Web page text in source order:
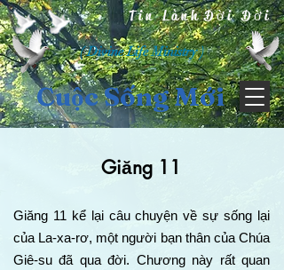
Tin Lành Đời Đời
( Divine Life Ministry )
Cuộc Sống Mới
Giăng 11
Giăng 11 kể lại câu chuyện về sự sống lại
của La-xa-rơ, một người bạn thân của Chúa
Giê-su đã qua đời. Chương này rất quan